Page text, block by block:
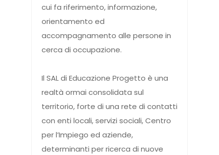
cui fa riferimento, informazione,
orientamento ed
accompagnamento alle persone in
cerca di occupazione.
Il SAL di Educazione Progetto è una
realtà ormai consolidata sul
territorio, forte di una rete di contatti
con enti locali, servizi sociali, Centro
per l’Impiego ed aziende,
determinanti per ricerca di nuove